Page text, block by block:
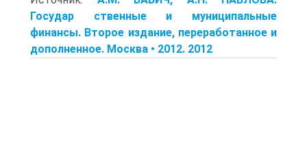
Государ ственные и муниципальные
финансы. Второе издание, переработанное и
дополненное. Москва • 2012. 2012